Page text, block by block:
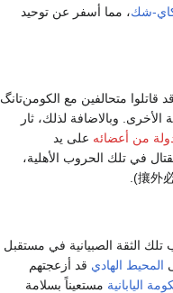
شك، مما أسفر عن توحيد
قاتلوا متحالفين مع الكومن‌تانگ
وبالاضافة لذلك، ثار
من أعضائه على يد
إلى القتال في تلك الحروب الأهلية،
攘外
).
الثقة الصبيانية في مستقبل
المحيط الهادي قد أزعجتهم
اليابانية مستعيناً بسلامة